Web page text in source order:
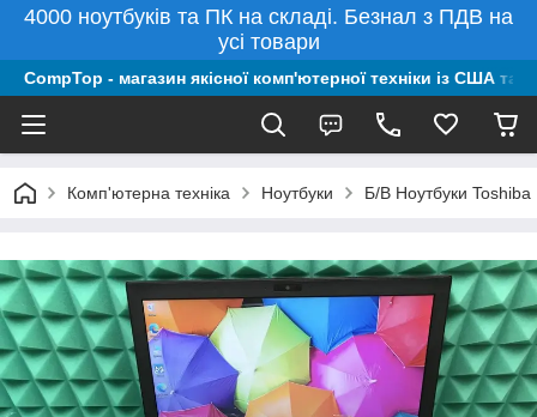
4000 ноутбуків та ПК на складі. Безнал з ПДВ на
усі товари
CompTop - магазин якісної комп'ютерної техніки із США та
Комп'ютерна техніка Ноутбуки Б/В Ноутбуки Toshiba